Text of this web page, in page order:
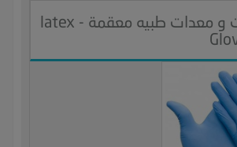
مصنع قفازات و معدات طبيه معقمة - latex